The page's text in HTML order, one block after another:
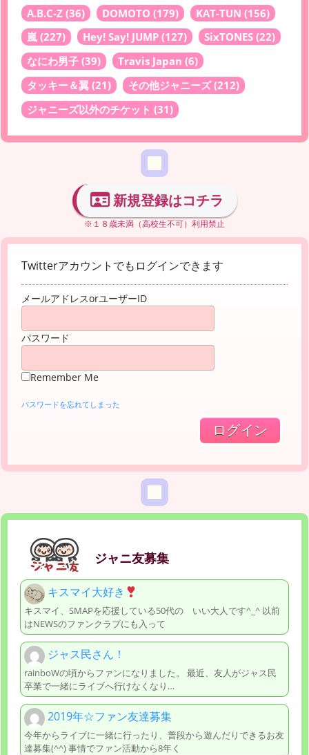
A.B.C-Z (36) DOMOTO (179) KAT-TUN (156)
嵐 (227) Hey! Say! JUMP (127) SixTONES (22)
なにわ男子 (39) Travis Japan (6)
タッキー＆翼 (21) その他ジャニーズ(212)
ジャニーズ以外のチケット (31)
新規登録はコチラ
※１８歳未満（高校生不可）利用禁止
Twitterアカウントでもログインできます
メールアドレスorユーザーID
パスワード
Remember Me
パスワードを忘れてしまった
ジャニ友募集
キスマイ大好き
キスマイ、SMAPを応援している50代の いい大人です^_^ 以前
はNEWSのファンクラブにも入って
ジャス民さん！
rainboWの頃からファンになりました。 最近、友人がジャス民
卒業で一緒にライブへ行けなくなり…
2019年☆ファン友達募集
今年からライブに一緒に行ったり、普段から遊んだりできるお友
達募集(^^) 事情でファン活動から8年く